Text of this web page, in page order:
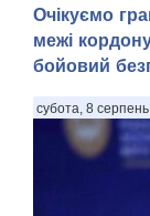
Очікуємо
межі
бойовий
субота, 8